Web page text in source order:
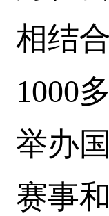
相结
1000
举办
赛事